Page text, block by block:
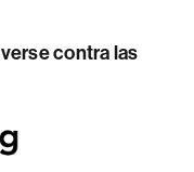
contra las